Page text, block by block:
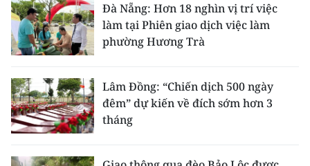
Đà Nẵng: Hơn 18 nghìn vị trí việc
làm tại Phiên giao dịch việc làm
phường Hương Trà
Lâm Đồng: “Chiến dịch 500 ngày
đêm” dự kiến về đích sớm hơn 3
tháng